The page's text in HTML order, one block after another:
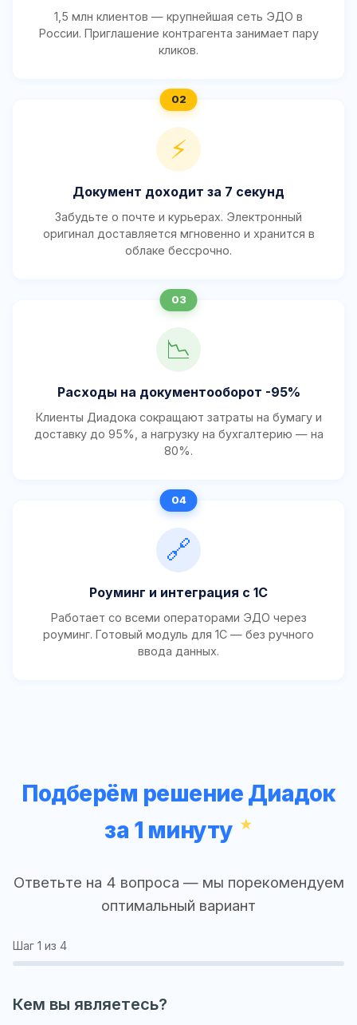
1,5 млн клиентов — крупнейшая сеть ЭДО в
России. Приглашение контрагента занимает пару
кликов.
⚡
Документ доходит за 7 секунд
Забудьте о почте и курьерах. Электронный
оригинал доставляется мгновенно и хранится в
облаке бессрочно.
📉
Расходы на документооборот -95%
Клиенты Диадока сокращают затраты на бумагу и
доставку до 95%, а нагрузку на бухгалтерию — на
80%.
🔗
Роуминг и интеграция с 1С
Работает со всеми операторами ЭДО через
роуминг. Готовый модуль для 1С — без ручного
ввода данных.
Подберём решение Диадок
за 1 минуту
Ответьте на 4 вопроса — мы порекомендуем
оптимальный вариант
Шаг 1 из 4
Кем вы являетесь?